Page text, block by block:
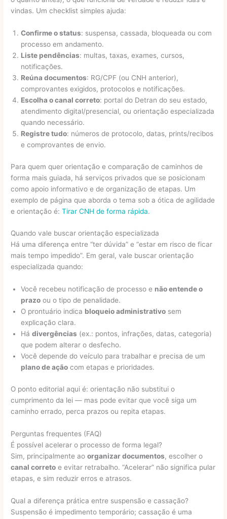
vindas. Um checklist simples ajuda:
Confirme o status: suspensa, cassada, bloqueada ou com
processo em andamento.
Liste pendências: multas, taxas, exames, cursos,
notificações.
Reúna documentos: RG/CPF (ou CNH anterior),
comprovantes exigidos, protocolos e notificações.
Escolha o canal correto: portal do Detran do seu estado,
atendimento digital/presencial, ou orientação especializada
quando necessário.
Registre tudo: números de protocolo, datas, prints/recibos
e comprovantes de envio.
Para quem quer orientação e comparação de caminhos de
forma mais guiada, há serviços privados que se posicionam
como apoio informativo e de organização de etapas. Um
exemplo de página que aborda o tema sob a ótica de agilidade
e orientação é:Tirar CNH de forma rápida.
Quando vale buscar orientação especializada
Há uma diferença entre “ter dúvida” e “estar em risco de ficar
mais tempo impedido”. Em geral, vale buscar orientação
especializada quando:
Você recebeu notificação de processo e não entende o
prazo ou o tipo de penalidade.
O prontuário indica bloqueio administrativo sem
explicação clara.
Hádivergências (ex.: pontos, infrações, datas, categoria)
que podem alterar o desfecho.
Você depende do veículo para trabalhar e precisa de um
plano de ação com etapas e prioridades.
O ponto editorial aqui é: orientação não substitui o
cumprimento da lei — mas pode evitar que você siga um
caminho errado, perca prazos ou repita etapas.
Perguntas frequentes (FAQ)
É possível acelerar o processo de forma legal?
Sim, principalmente aoorganizar documentos, escolher o
canal correto e evitar retrabalho. “Acelerar” não significa pular
etapas, e sim reduzir erros e atrasos.
Qual a diferença prática entre suspensão e cassação?
Suspensão é impedimento temporário; cassação é uma